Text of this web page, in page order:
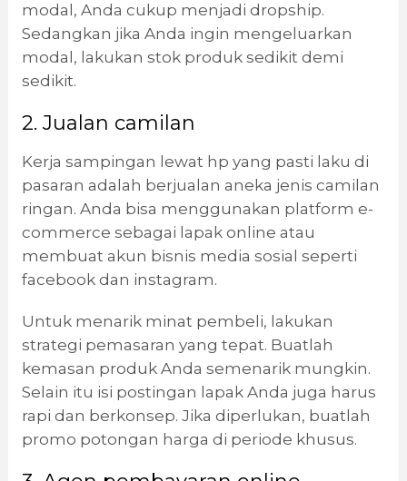
modal, Anda cukup menjadi dropship.
Sedangkan jika Anda ingin mengeluarkan
modal, lakukan stok produk sedikit demi
sedikit.
2. Jualan camilan
Kerja sampingan lewat hp yang pasti laku di
pasaran adalah berjualan aneka jenis camilan
ringan. Anda bisa menggunakan platform e-
commerce sebagai lapak online atau
membuat akun bisnis media sosial seperti
facebook dan instagram.
Untuk menarik minat pembeli, lakukan
strategi pemasaran yang tepat. Buatlah
kemasan produk Anda semenarik mungkin.
Selain itu isi postingan lapak Anda juga harus
rapi dan berkonsep. Jika diperlukan, buatlah
promo potongan harga di periode khusus.